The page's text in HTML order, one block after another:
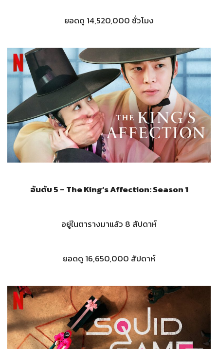
ยอดดู 14,520,000 ชั่วโมง
อันดับ 5 – The King’s Affection: Season 1
อยู่ในตารางมาแล้ว 8 สัปดาห์
ยอดดู 16,650,000 สัปดาห์